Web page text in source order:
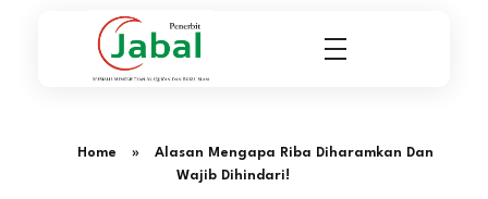
Home »
Alasan Mengapa Riba Diharamkan Dan
Wajib Dihindari!